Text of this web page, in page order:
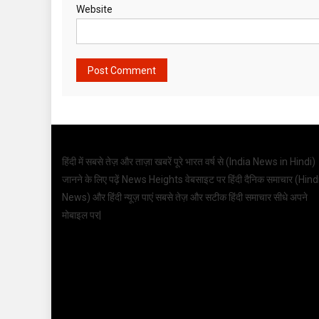
Website
हिंदी में सबसे तेज़ और ताज़ा खबरें पूरे भारत वर्ष से ( India News in Hindi)
जानने के लिए पढ़ें News Heights वेबसाइट पर हिंदी दैनिक समाचार (
News) और हिंदी न्यूज़ पाएं सबसे तेज़ और सटीक हिंदी समाचार सीधे अपने
मोबाइल पर|